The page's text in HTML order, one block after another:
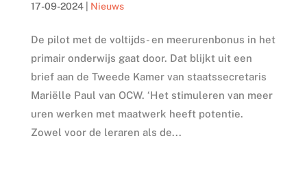
17-09-2024| Nieuws
De pilot met de voltijds- en meerurenbonus in het
primair onderwijs gaat door. Dat blijkt uit een
brief aan de Tweede Kamer van staatssecretaris
Mariëlle Paul van OCW. ‘Het stimuleren van meer
uren werken met maatwerk heeft potentie.
Zowel voor de leraren als de...